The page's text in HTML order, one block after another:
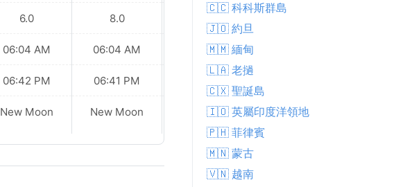
6.0
06:04 AM
06:42 PM
New Moon
8.0
06:04 AM
06:41 PM
New Moon
06:04 AM
New Moon
🇨🇨 科科斯群島
🇯🇴 約旦
🇲🇲 緬甸
🇱🇦 老撾
🇨🇽 聖誕島
🇮🇴 英屬印度洋領地
🇵🇭 菲律賓
🇲🇳 蒙古
🇻🇳 越南